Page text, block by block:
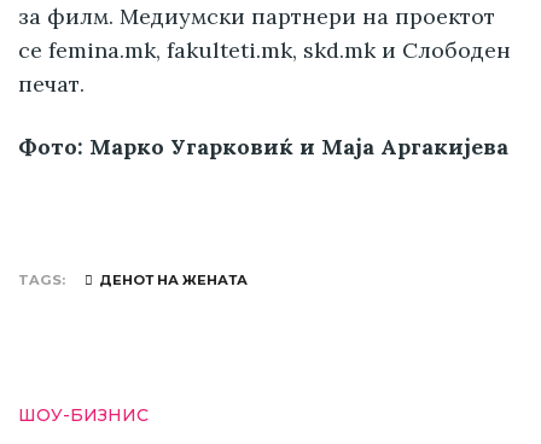
за филм. Медиумски партнери на проектот
се femina.mk, fakulteti.mk, skd.mk и Слободен
печат.
Фото: Марко Угарковиќ и Маја Аргакијева
TAGS ДЕНОТ НА ЖЕНАТА
ШОУ-БИЗНИС